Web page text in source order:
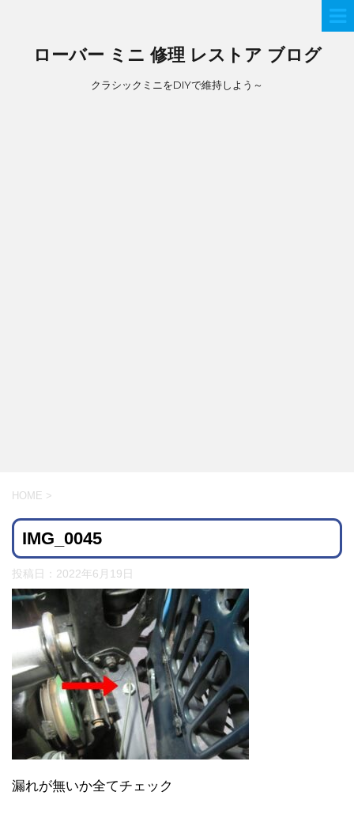
ローバー ミニ 修理 レストア ブログ
クラシックミニをDIYで維持しよう～
HOME >
IMG_0045
投稿日： 2022年6月19日
漏れが無いか全てチェック